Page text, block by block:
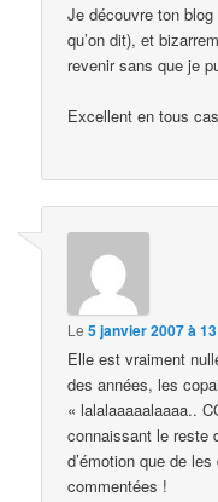
Je découvre ton
qu’on dit), et
revenir sans que je
Excellent en tous
Le5 janvier 2007 à
Elle est vraiment
des années, les
« lalalaaaaalaaaa..
connaissant le reste
d’émotion que de
commentées !